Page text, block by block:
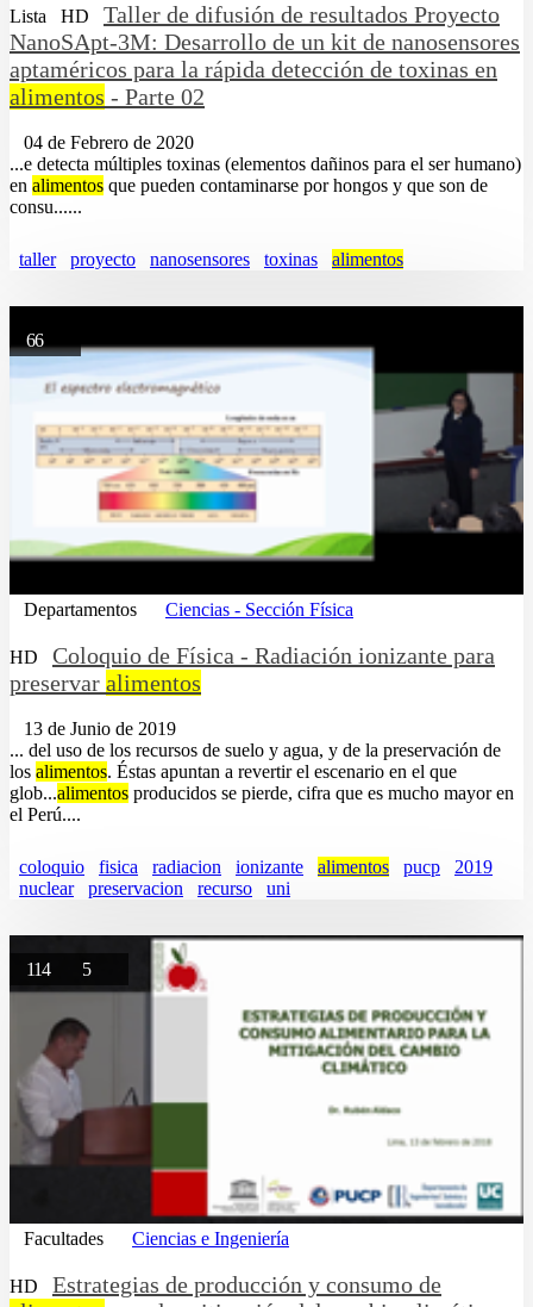
Lista HD
Taller de difusión de resultados Proyecto
NanoSApt-3M: Desarrollo de un kit de nanosensores
aptaméricos para la rápida detección de toxinas en
alimentos - Parte 02
04 de Febrero de 2020
...e detecta múltiples toxinas (elementos dañinos para el ser humano)
en alimentos que pueden contaminarse por hongos y que son de
consu......
taller proyecto nanosensores toxinas alimentos
66
Departamentos Ciencias - Sección Física
HD
Coloquio de Física - Radiación ionizante para
preservar alimentos
13 de Junio de 2019
... del uso de los recursos de suelo y agua, y de la preservación de
los alimentos. Éstas apuntan a revertir el escenario en el que
glob...alimentos producidos se pierde, cifra que es mucho mayor en
el Perú....
coloquio fisica radiacion ionizante alimentos pucp
2019
nuclear
preservacion recurso uni
114 5
Facultades Ciencias e Ingeniería
HD
Estrategias de producción y consumo de